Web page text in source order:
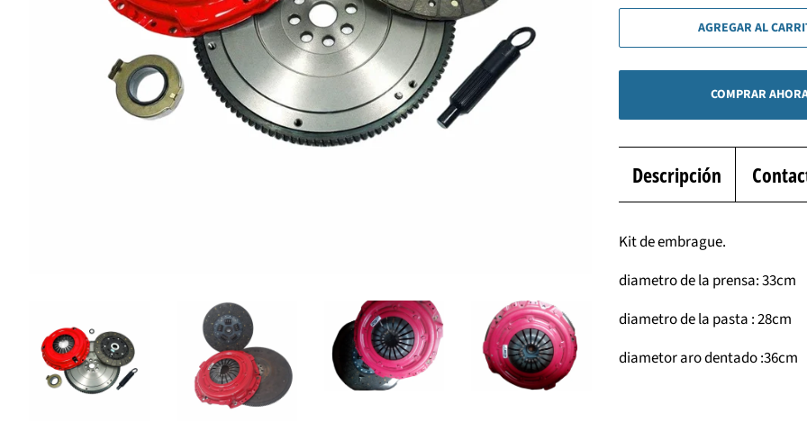
AGREGAR AL
COMPRAR
Descripción
Kit de embrague.
diametro de la prensa: 33cm
diametro de la pasta : 28cm
diametor aro dentado :36cm